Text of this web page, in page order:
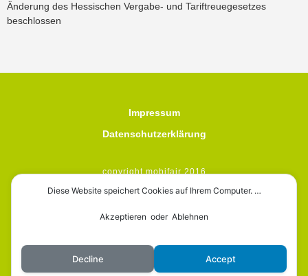
Änderung des Hessischen Vergabe- und Tariftreuegesetzes
beschlossen
Impressum
Datenschutzerklärung
copyright mobifair 2016
Diese Website speichert Cookies auf Ihrem Computer. …
Akzeptieren oder Ablehnen
Decline Accept